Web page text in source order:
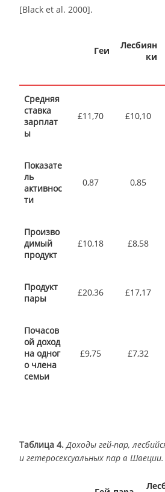
[Black et al. 2000].
Геи
Лесбиян
ки
Средняя
ставка
зарплат
ы
£11,70 £10,10
Показате
ль
активнос
ти
0,87 0,85
Произво
димый
продукт
£10,18 £8,58
Продукт
пары
£20,36 £17,17
Почасов
ой доход
на одног
о члена
семьи
£9,75 £7,32
Таблица 4. Доходы гей-пар,
и гетеросексуальных пар в Швеции.